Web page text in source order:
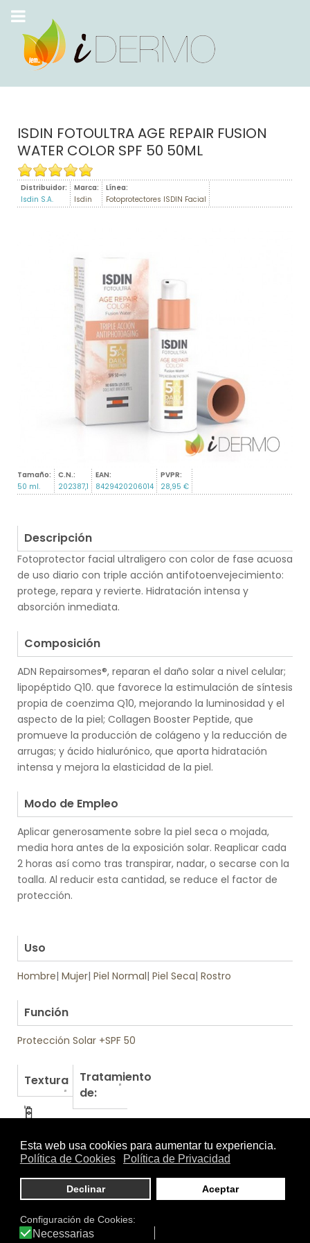
ISDIN FOTOULTRA AGE REPAIR FUSION
WATER COLOR SPF 50 50ML
Distribuidor:
Isdin S.A.
Marca:
Isdin
Línea:
Fotoprotectores ISDIN Facial
Tamaño:
50 ml.
C.N.:
202387,1
EAN:
8429420206014
PVPR:
28,95 €
Descripción
Fotoprotector facial ultraligero con color de fase acuosa
de uso diario con triple acción antifotoenvejecimiento:
protege, repara y revierte. Hidratación intensa y
absorción inmediata.
Composición
ADN Repairsomes®, reparan el daño solar a nivel celular;
lipopéptido Q10. que favorece la estimulación de síntesis
propia de coenzima Q10, mejorando la luminosidad y el
aspecto de la piel; Collagen Booster Peptide, que
promueve la producción de colágeno y la reducción de
arrugas; y ácido hialurónico, que aporta hidratación
intensa y mejora la elasticidad de la piel.
Modo de Empleo
Aplicar generosamente sobre la piel seca o mojada,
media hora antes de la exposición solar. Reaplicar cada
2 horas así como tras transpirar, nadar, o secarse con la
toalla. Al reducir esta cantidad, se reduce el factor de
protección.
Uso
Hombre| Mujer| Piel Normal| Piel Seca| Rostro
Función
Protección Solar +SPF 50
Textura
Tratamiento
de: